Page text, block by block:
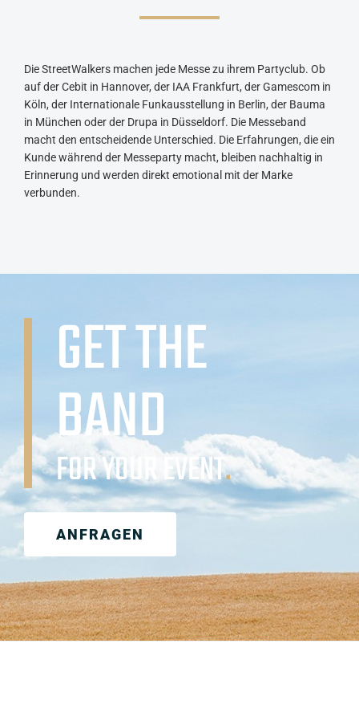
Die StreetWalkers machen jede Messe zu ihrem Partyclub. Ob
auf der Cebit in Hannover, der IAA Frankfurt, der Gamescom in
Köln, der Internationale Funkausstellung in Berlin, der Bauma
in München oder der Drupa in Düsseldorf. Die Messeband
macht den entscheidende Unterschied. Die Erfahrungen, die ein
Kunde während der Messeparty macht, bleiben nachhaltig in
Erinnerung und werden direkt emotional mit der Marke
verbunden.
GET THE
BAND
FOR YOUR EVENT.
ANFRAGEN